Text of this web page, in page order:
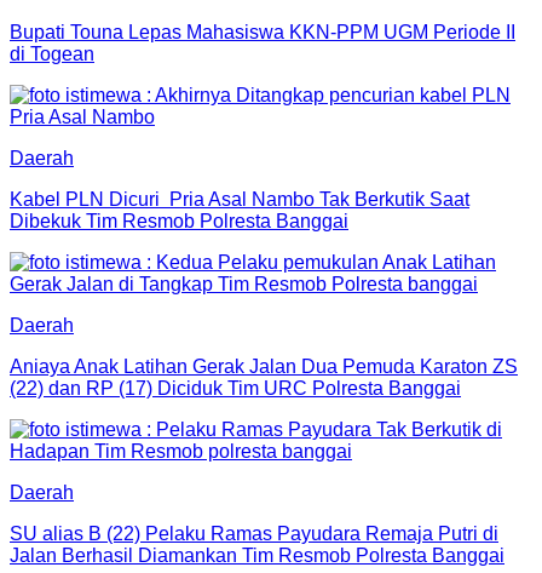
Bupati Touna Lepas Mahasiswa KKN-PPM UGM Periode II
di Togean
Daerah
Kabel PLN Dicuri Pria Asal Nambo Tak Berkutik Saat
Dibekuk Tim Resmob Polresta Banggai
Daerah
Aniaya Anak Latihan Gerak Jalan Dua Pemuda Karaton ZS
(22) dan RP (17) Diciduk Tim URC Polresta Banggai
Daerah
SU alias B (22) Pelaku Ramas Payudara Remaja Putri di
Jalan Berhasil Diamankan Tim Resmob Polresta Banggai